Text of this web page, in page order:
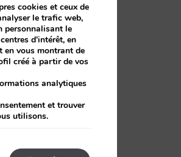
»)
la
base de
groupe dès
cookies et ceux de
le trafic web,
personnalisant le
d'intérêt, en
en vous montrant de
créé à partir de vos
analytiques
et trouver
utilisons.